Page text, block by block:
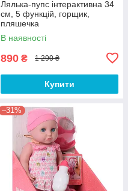
Лялька-пупс інтерактивна 34
см, 5 функцій, горщик,
пляшечка
В наявності
890 ₴ 1 290 ₴
Купити
–31%